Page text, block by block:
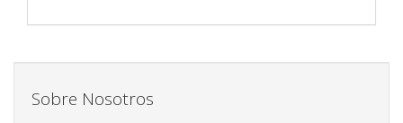
Sobre Nosotros